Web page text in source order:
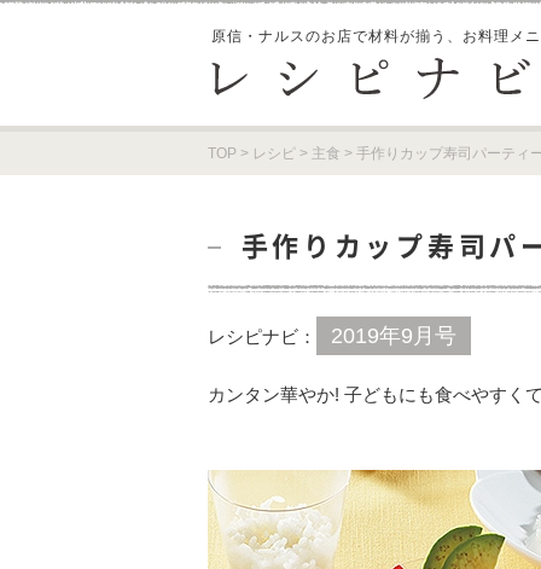
原信・ナルスのお店で材料が揃う、 お料理メ
TOP > レシピ > 主食 > 手作りカップ寿司パーティ
手作りカップ寿司パ
レシピナビ： 2019年9月号
カンタン華やか! 子どもにも食べやすく